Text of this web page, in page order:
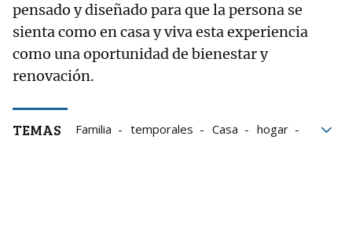
pensado y diseñado para que la persona se
sienta como en casa y viva esta experiencia
como una oportunidad de bienestar y
renovación.
TEMAS Familia temporales Casa
hogar